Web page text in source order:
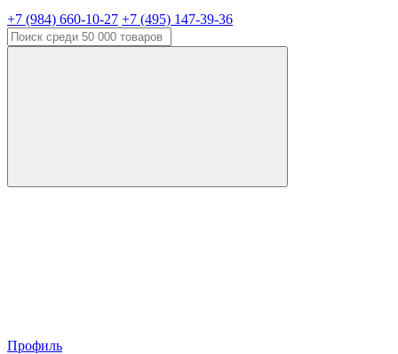
+7 (984) 660-10-27 +7 (495) 147-39-36
Профиль